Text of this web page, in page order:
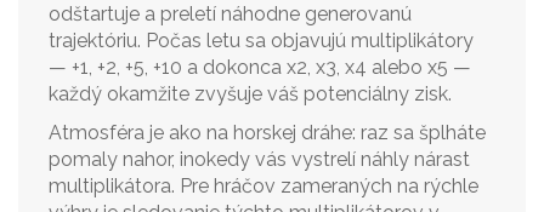
odštartuje a preletí náhodne generovanú
trajektóriu. Počas letu sa objavujú multiplikátory
— +1, +2, +5, +10 a dokonca x2, x3, x4 alebo x5 —
každý okamžite zvyšuje váš potenciálny zisk.
Atmosféra je ako na horskej dráhe: raz sa šplháte
pomaly nahor, inokedy vás vystrelí náhly nárast
multiplikátora. Pre hráčov zameraných na rýchle